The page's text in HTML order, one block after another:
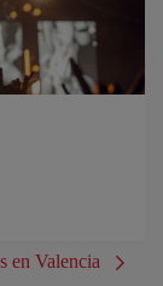
en Valencia